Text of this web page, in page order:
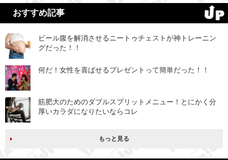
おすすめ記事
ビール腹を解消させるニートゥチェストが神トレーニン
グだった！！
何だ！女性を喜ばせるプレゼントって簡単だった！！
筋肥大のためのダブルスプリットメニュー！とにかく分
厚いカラダになりたいならコレ
もっと見る